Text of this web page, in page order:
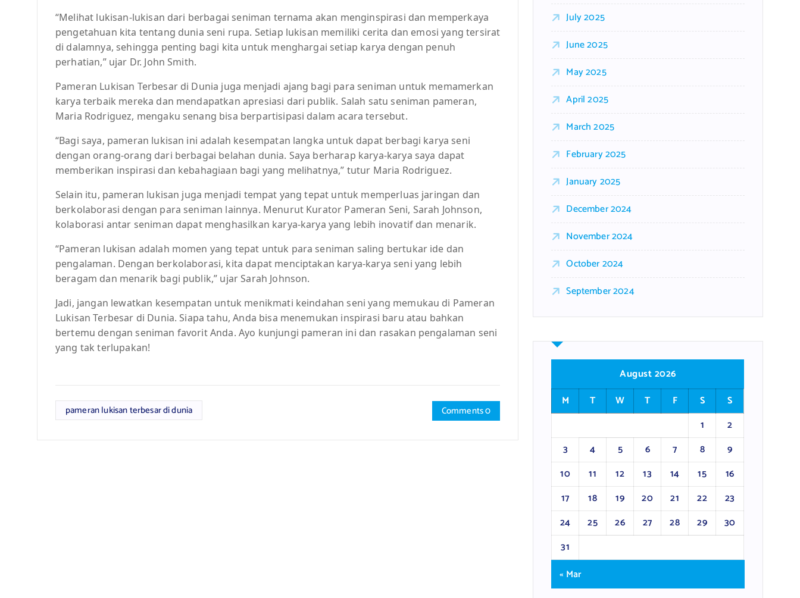
“Melihat lukisan-lukisan dari berbagai seniman ternama akan menginspirasi dan memperkaya
pengetahuan kita tentang dunia seni rupa. Setiap lukisan memiliki cerita dan emosi yang tersirat
di dalamnya, sehingga penting bagi kita untuk menghargai setiap karya dengan penuh
perhatian,” ujar Dr. John Smith.
Pameran Lukisan Terbesar di Dunia juga menjadi ajang bagi para seniman untuk memamerkan
karya terbaik mereka dan mendapatkan apresiasi dari publik. Salah satu seniman pameran,
Maria Rodriguez, mengaku senang bisa berpartisipasi dalam acara tersebut.
“Bagi saya, pameran lukisan ini adalah kesempatan langka untuk dapat berbagi karya seni
dengan orang-orang dari berbagai belahan dunia. Saya berharap karya-karya saya dapat
memberikan inspirasi dan kebahagiaan bagi yang melihatnya,” tutur Maria Rodriguez.
Selain itu, pameran lukisan juga menjadi tempat yang tepat untuk memperluas jaringan dan
berkolaborasi dengan para seniman lainnya. Menurut Kurator Pameran Seni, Sarah Johnson,
kolaborasi antar seniman dapat menghasilkan karya-karya yang lebih inovatif dan menarik.
“Pameran lukisan adalah momen yang tepat untuk para seniman saling bertukar ide dan
pengalaman. Dengan berkolaborasi, kita dapat menciptakan karya-karya seni yang lebih
beragam dan menarik bagi publik,” ujar Sarah Johnson.
Jadi, jangan lewatkan kesempatan untuk menikmati keindahan seni yang memukau di Pameran
Lukisan Terbesar di Dunia. Siapa tahu, Anda bisa menemukan inspirasi baru atau bahkan
bertemu dengan seniman favorit Anda. Ayo kunjungi pameran ini dan rasakan pengalaman seni
yang tak terlupakan!
pameran lukisan terbesar di dunia Comments 0
July 2025
June 2025
May 2025
April 2025
March 2025
February 2025
January 2025
December 2024
November 2024
October 2024
September 2024
August 2026
M
T W T F S
S
1
2
3
4 5 6 7 8
9
10
11 12 13 14 15
16
17
18 19 20 21 22
23
24
25 26 27 28 29
30
31
« Mar